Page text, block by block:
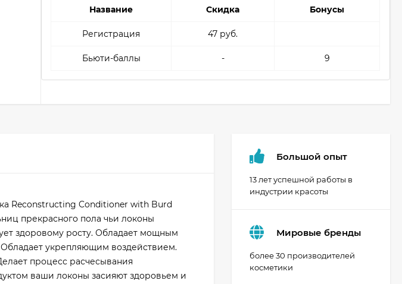
Название Скидка Бонусы
Регистрация 47 руб.
Бьюти-баллы - 9
Reconstructing Conditioner with Burd
прекрасного пола чьи локоны
здоровому росту. Обладает мощным
укрепляющим воздействием.
процесс расчесывания
ваши локоны засияют здоровьем и
Большой опыт
13 лет успешной работы в
индустрии красоты
Мировые бренды
более 30 производителей
косметики